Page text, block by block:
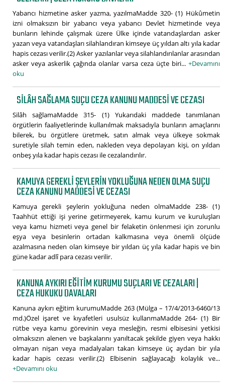
Yabancı hizmetine asker yazma, yazılmaMadde 320- (1) Hükûmetin
izni olmaksızın bir yabancı veya yabancı Devlet hizmetinde veya
bunların lehinde çalışmak üzere Ülke içinde vatandaşlardan asker
yazan veya vatandaşları silahlandıran kimseye üç yıldan altı yıla kadar
hapis cezası verilir.(2) Asker yazılanlar veya silahlandırılanlar arasından
asker veya askerlik çağında olanlar varsa ceza üçte biri... +Devamını
oku
SILÂH SAĞLAMA SUÇU CEZA KANUNU MADDESI VE CEZASI
Silâh sağlamaMadde 315- (1) Yukarıdaki maddede tanımlanan
örgütlerin faaliyetlerinde kullanılmak maksadıyla bunların amaçlarını
bilerek, bu örgütlere üretmek, satın almak veya ülkeye sokmak
suretiyle silah temin eden, nakleden veya depolayan kişi, on yıldan
onbeş yıla kadar hapis cezası ile cezalandırılır.
KAMUYA GEREKLI ŞEYLERIN YOKLUĞUNA NEDEN OLMA SUÇU
CEZA KANUNU MADDESI VE CEZASI
Kamuya gerekli şeylerin yokluğuna neden olmaMadde 238- (1)
Taahhüt ettiği işi yerine getirmeyerek, kamu kurum ve kuruluşları
veya kamu hizmeti veya genel bir felaketin önlenmesi için zorunlu
eşya veya besinlerin ortadan kalkmasına veya önemli ölçüde
azalmasına neden olan kimseye bir yıldan üç yıla kadar hapis ve bin
güne kadar adlî para cezası verilir.
KANUNA AYKIRI EĞITIM KURUMU SUÇLARI VE CEZALARI |
CEZA HUKUKU DAVALARI
Kanuna aykırı eğitim kurumuMadde 263 (Mülga – 17/4/2013-6460/13
md.)Özel işaret ve kıyafetleri usulsüz kullanmaMadde 264- (1) Bir
rütbe veya kamu görevinin veya mesleğin, resmi elbisesini yetkisi
olmaksızın alenen ve başkalarını yanıltacak şekilde giyen veya hakkı
olmayan nişan veya madalyaları takan kimseye üç aydan bir yıla
kadar hapis cezası verilir.(2) Elbisenin sağlayacağı kolaylık ve...
+Devamını oku